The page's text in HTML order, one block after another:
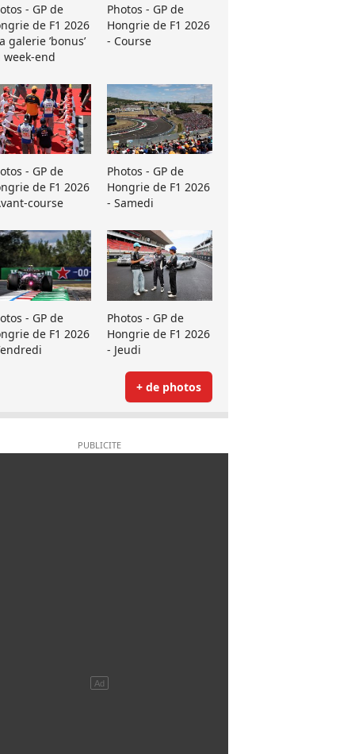
- GP de
de F1 2026
galerie ’bonus’
week-end
Photos - GP de
Hongrie de F1 2026
- Course
- GP de
de F1 2026
course
Photos - GP de
Hongrie de F1 2026
- Samedi
- GP de
de F1 2026
Photos - GP de
Hongrie de F1 2026
- Jeudi
+ de photos